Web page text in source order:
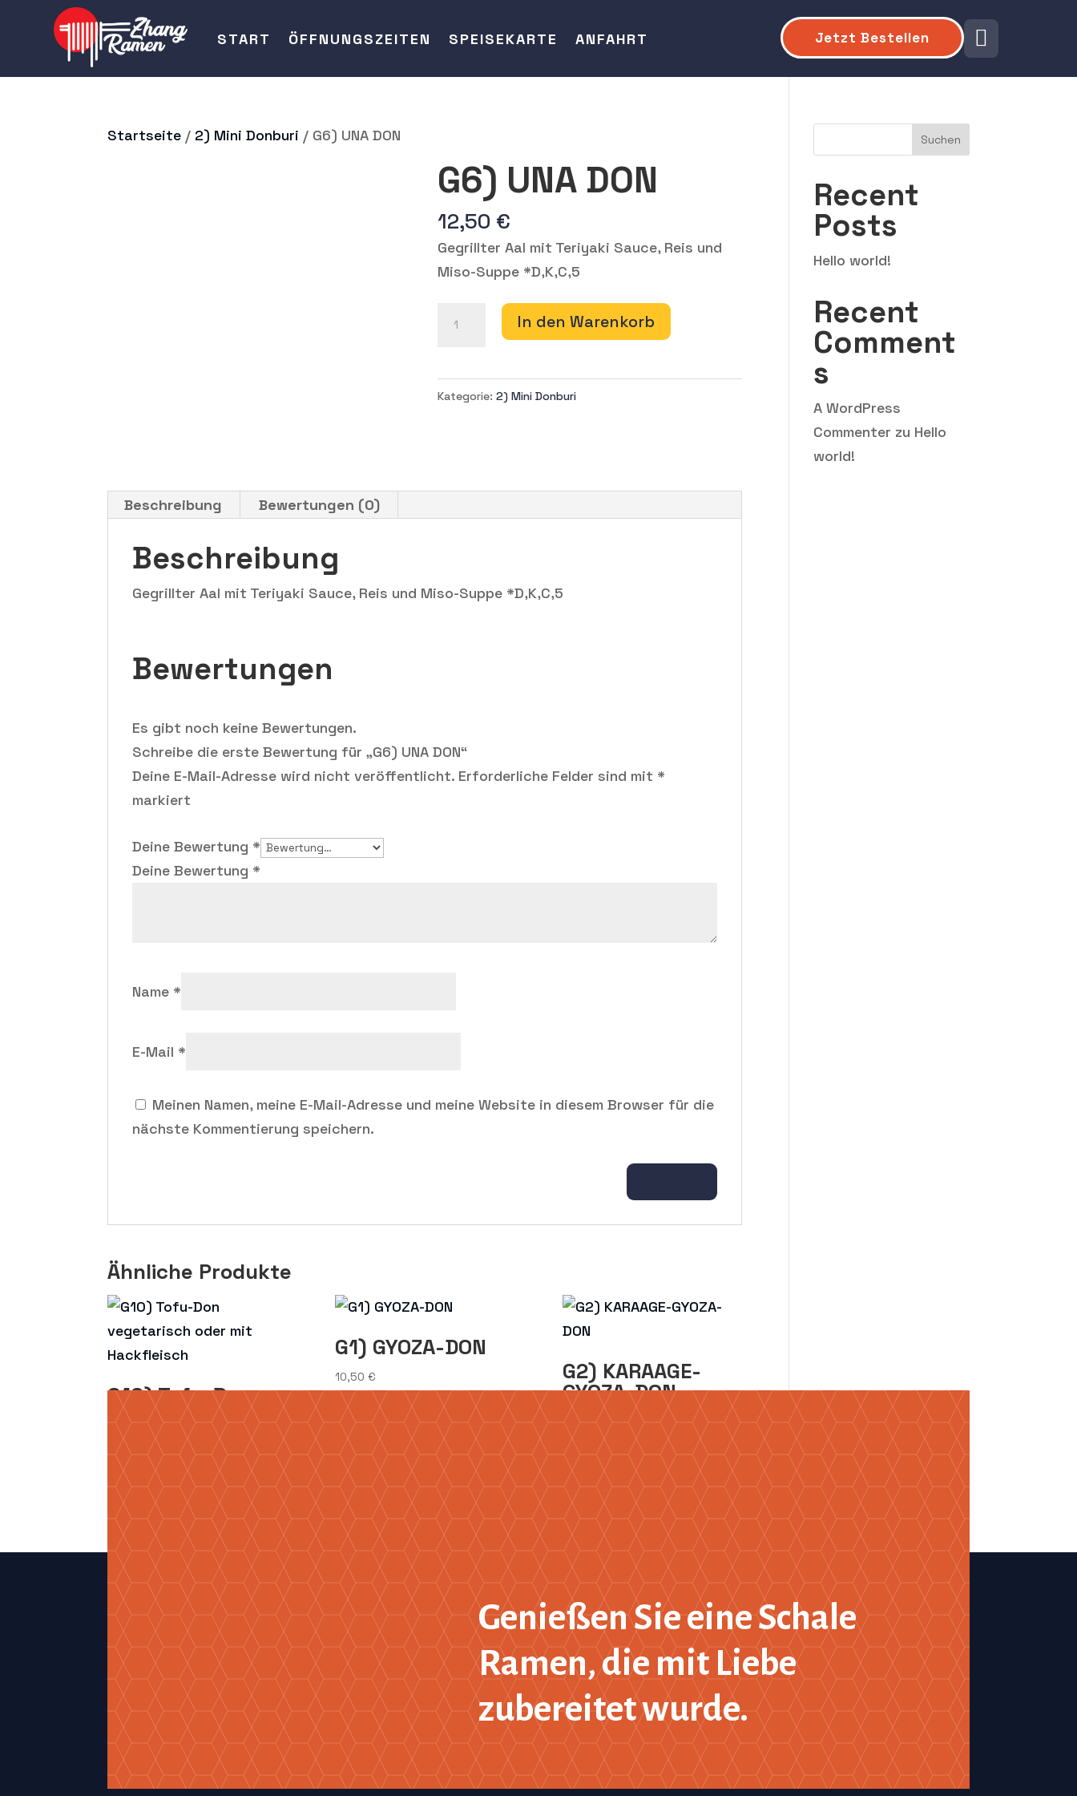
START ÖFFNUNGSZEITEN SPEISEKARTE ANFAHRT Jetzt Bestellen 
Startseite / 2) Mini Donburi / G6) UNA DON
G6) UNA DON
12,50 €
Gegrillter Aal mit Teriyaki Sauce, Reis und
Miso-Suppe *D,K,C,5
In den Warenkorb
Kategorie:2) Mini Donburi
Beschreibung Bewertungen (0)
Beschreibung
Gegrillter Aal mit Teriyaki Sauce, Reis und Miso-Suppe *D,K,C,5
Bewertungen
Es gibt noch keine Bewertungen.
Schreibe die erste Bewertung für „G6) UNA DON“
Deine E-Mail-Adresse wird nicht veröffentlicht. Erforderliche Felder sind mit *
markiert
Deine Bewertung *
Deine Bewertung *
Name *
E-Mail *
Meinen Namen, meine E-Mail-Adresse und meine Website in diesem Browser für die
nächste Kommentierung speichern.
Ähnliche Produkte
G10) Tofu-Don
vegetarisch oder
mit Hackfleisch
10,50
G1) GYOZA-DON
10,50 € G2) KARAAGE-
GYOZA-DON
10,50 €
Suchen
Recent
Posts
Hello world!
Recent
Comment
s
A WordPress
Commenter zu Hello
world!
Genießen Sie eine Schale
Ramen, die mit Liebe
zubereitet wurde.